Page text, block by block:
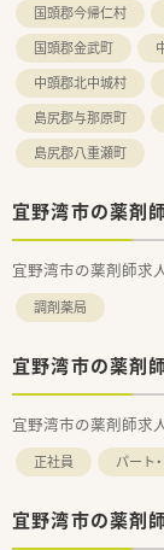
国頭郡今帰仁村
国頭郡金武町
中頭郡北中城村
島尻郡与那原町
島尻郡八重瀬町
宜野湾市の薬剤
宜野湾市の薬剤師求
調剤薬局
宜野湾市の薬剤
宜野湾市の薬剤師求
正社員 パート
宜野湾市の薬剤